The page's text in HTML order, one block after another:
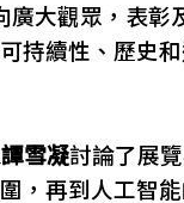
大觀眾，表彰
持續性、歷史
雪凝討論了展
，再到人工智